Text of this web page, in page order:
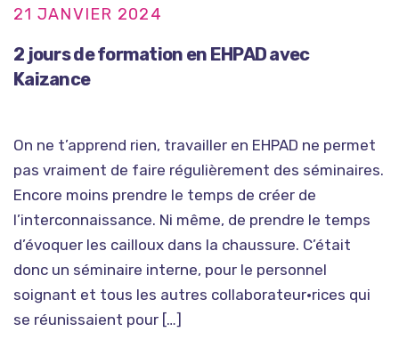
21 JANVIER 2024
2 jours de formation en EHPAD avec
Kaizance
On ne t’apprend rien, travailler en EHPAD ne permet
pas vraiment de faire régulièrement des séminaires.
Encore moins prendre le temps de créer de
l’interconnaissance. Ni même, de prendre le temps
d’évoquer les cailloux dans la chaussure. C’était
donc un séminaire interne, pour le personnel
soignant et tous les autres collaborateur•rices qui
se réunissaient pour […]